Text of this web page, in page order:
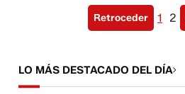
Retroceder 1 2
LO MÁS DESTACADO DEL DÍA